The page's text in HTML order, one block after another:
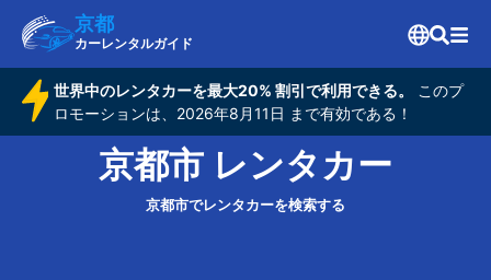
京都
カーレンタルガイド
世界中のレンタカーを最大20% 割引で利用できる。
このプ
ロモーションは、2026年8月11日 まで有効である！
京都市 レンタカー
京都市でレンタカーを検索する